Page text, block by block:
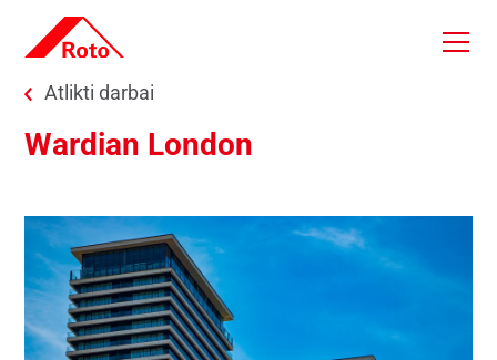
Skip to main content
You are here:
Atlikti darbai
Wardian London